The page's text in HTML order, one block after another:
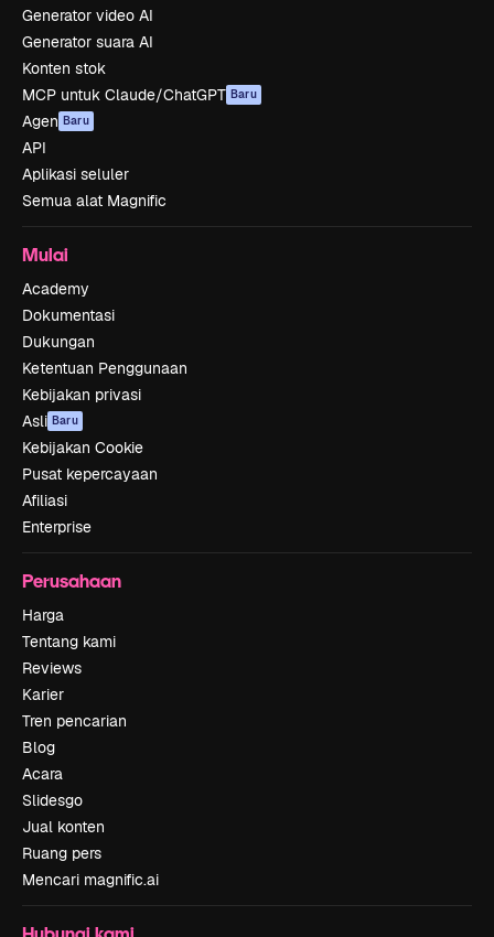
Generator video AI
Generator suara AI
Konten stok
MCP untuk Claude/ChatGPT Baru
Agen Baru
API
Aplikasi seluler
Semua alat Magnific
Mulai
Academy
Dokumentasi
Dukungan
Ketentuan Penggunaan
Kebijakan privasi
Asli Baru
Kebijakan Cookie
Pusat kepercayaan
Afiliasi
Enterprise
Perusahaan
Harga
Tentang kami
Reviews
Karier
Tren pencarian
Blog
Acara
Slidesgo
Jual konten
Ruang pers
Mencari magnific.ai